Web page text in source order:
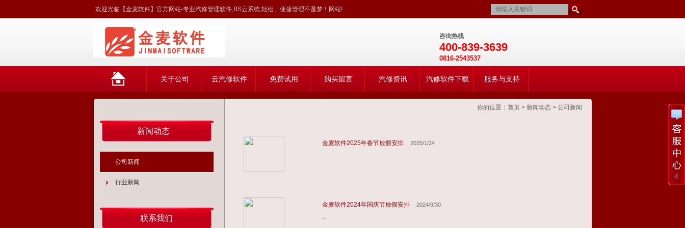
欢迎光临【金麦软件】官方网站-专业汽修管理软件,BS云系统,轻松、便捷管理不是梦！网站!
咨询热线
400-839-3639
0816-2543537
关于公司 云汽修软件 免费试用 购买留言 汽修资讯 汽修软件下载 服务与支持
你的位置： 首页 > 新闻动态 > 公司新闻
新闻动态
公司新闻
行业新闻
联系我们
金麦软件2025年春节放假安排 2025/1/24
...
金麦软件2024年国庆节放假安排 2024/9/30
...